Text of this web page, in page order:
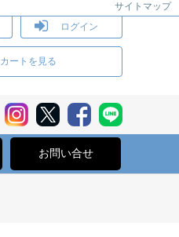
サイトマップ
ログイン
カートを見る
お問い合せ